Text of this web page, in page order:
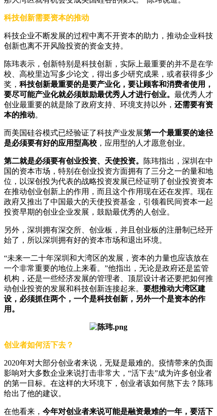
科技创新需要资本的推动
科技企业不断发展的过程中离不开资本的助力，推动企业科技
创新也离不开风险投资的资金支持。
陈玮表示，创新特别是科技创新，实际上最重要的并不是在学
校、高校里边写多少论文，得出多少研究成果，或者获得多少
奖， 科技创新最重要的是要产业化，要让顾客和消费者使用，
要尽可能产业化就必须鼓励最优秀人才进行创业。 最优秀人才
创业最重要的就是除了政府支持、环境支持以外， 还需要有资
本的推动。
而美国硅谷模式已经验证了科技产业发展第一个最重要的途径
是必须要有好的应用型高校 ，应用型的人才愿意创业。
第二就是必须要有创业投资、天使投资。
陈玮指出，深圳在中
国的资本市场，特别在创业投资方面拥有了三分之一的量和地
位，以深创投为代表的战略投资发展已经证明了创业投资资本
在推动创业创新上的作用，而且这个作用现在还在发挥。现在
政府又推出了中国最大的天使投资基金，引领着民间资本一起
投资早期的创业企业发展，鼓励最优秀的人创业。
另外，深圳拥有深交所、创业板，并且创业板的注册制已经开
始了，所以深圳拥有好的资本市场和退出环境。
“未来一二十年深圳和大湾区的发展，资本的力量也应该放在
一个非常重要的地位上来看。”他指出，无论是政府还是监管
机构，还是一些经济发展的管理者、顶层设计者还要把如何推
动创业投资的发展和科技创新连接起来。 要想推动大湾区建
设，必须抓住两个，一个是科技创新，另外一个是资本的作
用。
创业者如何活下去？
2020年对大部分创业者来说，无疑是最难的。疫情带来的负面
影响对大多数企业来说打击非常大，“活下去”成为许多创业者
的第一目标。在这样的大环境下，创业者该如何熬下去？陈玮
给出了他的建议。
在他看来， 今年对创业者来说可能是融资最难的一年，要活下